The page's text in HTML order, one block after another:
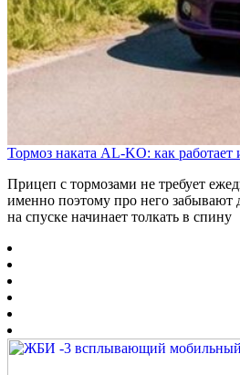
Тормоз наката AL-KO: как работает
Прицеп с тормозами не требует
именно поэтому про него забывают
на спуске начинает толкать в спину